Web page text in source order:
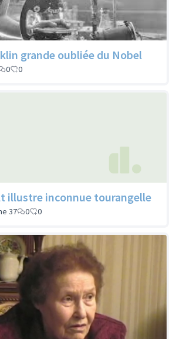
grande oubliée du Nobel
0 0
illustre inconnue tourangelle
37 0 0